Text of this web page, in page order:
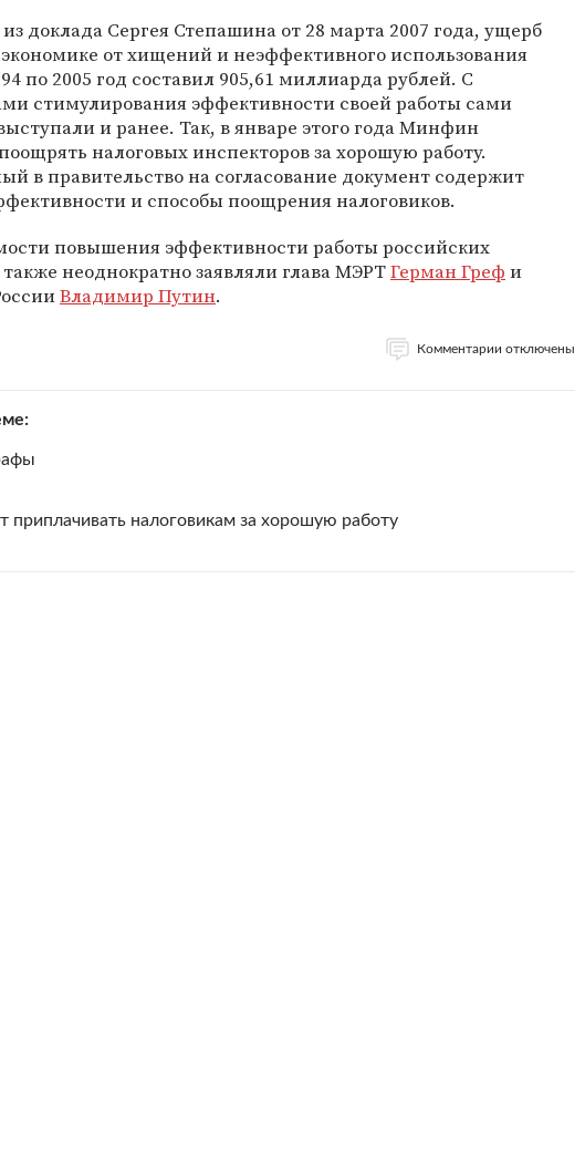
доклада Сергея Степашина от 28 марта 2007 года, ущерб
от хищений и неэффективного использования
по 2005 год составил 905,61 миллиарда рублей. С
стимулирования эффективности своей работы сами
и ранее. Так, в январе этого года Минфин
налоговых инспекторов за хорошую работу.
в правительство на согласование документ содержит
и способы поощрения налоговиков.
повышения эффективности работы российских
неоднократно заявляли глава МЭРТГерман Греф и
Владимир Путин.
Комментарии отключены
приплачивать налоговикам за хорошую работу